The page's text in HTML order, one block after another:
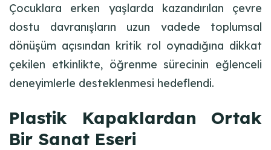
Çocuklara erken yaşlarda kazandırılan çevre
dostu davranışların uzun vadede toplumsal
dönüşüm açısından kritik rol oynadığına dikkat
çekilen etkinlikte, öğrenme sürecinin eğlenceli
deneyimlerle desteklenmesi hedeflendi.
Plastik Kapaklardan Ortak
Bir Sanat Eseri